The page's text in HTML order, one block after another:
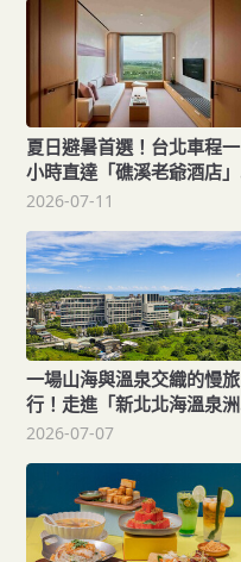
夏日避暑首選！台北車程一
小時直達「礁溪老爺酒店」
體驗日式慢活奢旅
2026-07-11
一場山海與溫泉交織的慢旅
行！走進「新北北海溫泉洲
際酒店」感受療癒時光
2026-07-07